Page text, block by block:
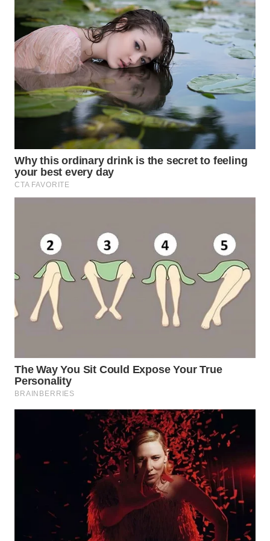
WN
BOGOR
WN
DEPOK
WN
UTARA
WN
SAMOSIR
PADANG
LAWAS
WN
SUMEDANG
WN
WN
KEPULAUAN
SERIBU
CIREBON